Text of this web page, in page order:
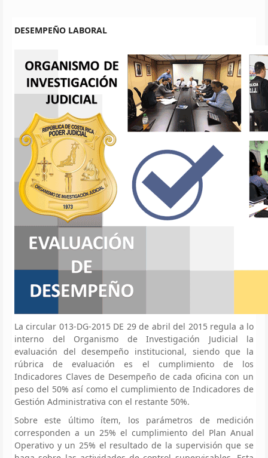
DESEMPEÑO LABORAL
La circular 013-DG-2015 DE 29 de abril del 2015 regula a lo
interno del Organismo de Investigación Judicial la
evaluación del desempeño institucional, siendo que la
rúbrica de evaluación es el cumplimiento de los
Indicadores Claves de Desempeño de cada oficina con un
peso del 50% así como el cumplimiento de Indicadores de
Gestión Administrativa con el restante 50%.
Sobre este último ítem, los parámetros de medición
corresponden a un 25% el cumplimiento del Plan Anual
Operativo y un 25% el resultado de la supervisión que se